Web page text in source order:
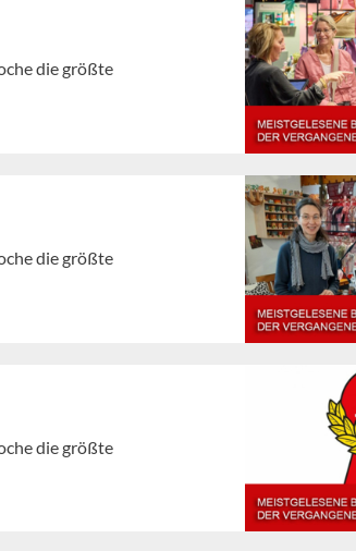
die größte
die größte
die größte